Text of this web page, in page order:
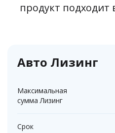
продукт подходит
Авто Лизинг
Максимальная
сумма Лизинг
Срок